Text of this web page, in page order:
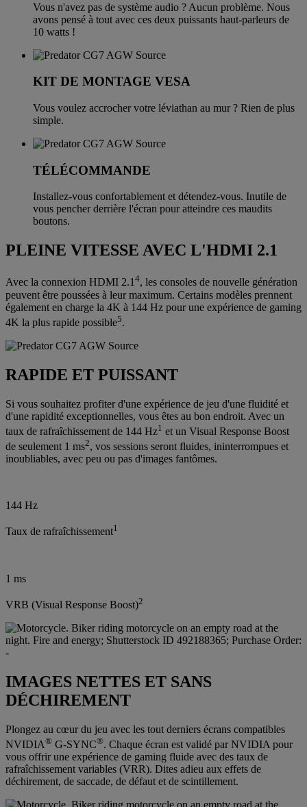
Vous n'avez pas de système audio ? Aucun problème. Nous
avons pensé à tout avec ces deux puissants haut-parleurs de
10 watts !
KIT DE MONTAGE VESA
Vous voulez accrocher votre léviathan au mur ? Rien de plus
simple.
TÉLÉCOMMANDE
Installez-vous confortablement et détendez-vous. Inutile de
vous pencher derrière l'écran pour atteindre ces maudits
boutons.
PLEINE VITESSE AVEC L'HDMI 2.1
Avec la connexion HDMI 2.14, les consoles de nouvelle génération
peuvent être poussées à leur maximum. Certains modèles prennent
également en charge la 4K à 144 Hz pour une expérience de gaming
4K la plus rapide possible5.
RAPIDE ET PUISSANT
Si vous souhaitez profiter d'une expérience de jeu d'une fluidité et
d'une rapidité exceptionnelles, vous êtes au bon endroit. Avec un
taux de rafraîchissement de 144 Hz1 et un Visual Response Boost
de seulement 1 ms2, vos sessions seront fluides, ininterrompues et
inoubliables, avec peu ou pas d'images fantômes.
144 Hz
Taux de rafraîchissement1
1 ms
VRB (Visual Response Boost)2
IMAGES NETTES ET SANS
DÉCHIREMENT
Plongez au cœur du jeu avec les tout derniers écrans compatibles
NVIDIA® G-SYNC®. Chaque écran est validé par NVIDIA pour
vous offrir une expérience de gaming fluide avec des taux de
rafraîchissement variables (VRR). Dites adieu aux effets de
déchirement, de saccade, de défaut et de scintillement.